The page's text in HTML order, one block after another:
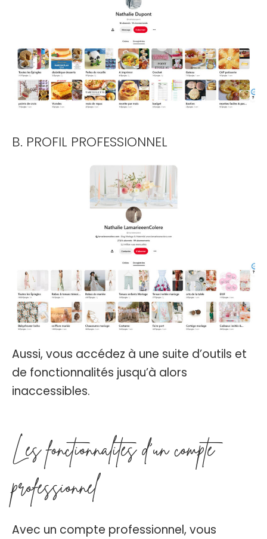
B. PROFIL PROFESSIONNEL
Aussi, vous accédez à une suite d’outils et
de fonctionnalités jusqu’à alors
inaccessibles.
Les fonctionnalités d'un compte
professionnel
Avec un compte professionnel, vous